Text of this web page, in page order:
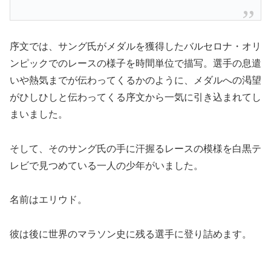
序文では、サング氏がメダルを獲得したバルセロナ・オリ
ンピックでのレースの様子を時間単位で描写。選手の息遣
いや熱気までが伝わってくるかのように、メダルへの渇望
がひしひしと伝わってくる序文から一気に引き込まれてし
まいました。
そして、そのサング氏の手に汗握るレースの模様を白黒テ
レビで見つめている一人の少年がいました。
名前はエリウド。
彼は後に世界のマラソン史に残る選手に登り詰めます。